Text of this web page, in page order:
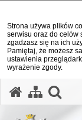
Strona używa plików
serwisu oraz do celów
zgadzasz się na ich
Pamiętaj, że możesz
ustawienia
wyrażenie zgody.